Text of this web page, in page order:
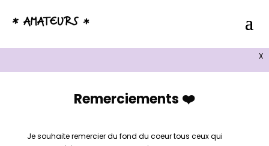
X
Remerciements ❤️️
Je souhaite remercier du fond du coeur tous ceux qui